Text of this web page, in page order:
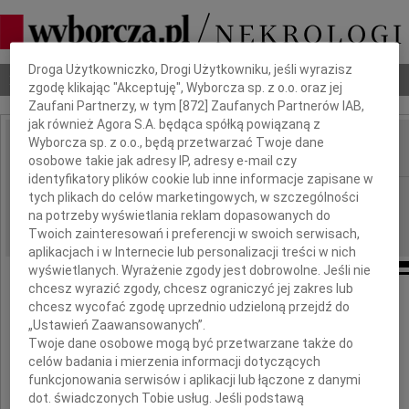
Nekrologi Odeszli Poradnik pogrzebowy
IMIĘ I NAZWISKO:
REGION: Rzeszów
DATA EMISJI: 14.11.2017
Panu
Tadeuszowi Niziołowi
Dbamy o Twoją prywatność
Droga Użytkowniczko, Drogi Użytkowniku, jeśli wyrazisz
zgodę klikając "Akceptuję", Wyborcza sp. z o.o. oraz jej
Zaufani Partnerzy, w tym [872 ] Zaufanych Partnerów IAB,
jak również Agora S.A. będąca spółką powiązaną z
Wyborcza sp. z o.o., będą przetwarzać Twoje dane
osobowe takie jak adresy IP, adresy e-mail czy
identyfikatory plików cookie lub inne informacje zapisane w
tych plikach do celów marketingowych, w szczególności
na potrzeby wyświetlania reklam dopasowanych do
Twoich zainteresowań i preferencji w swoich serwisach,
aplikacjach i w Internecie lub personalizacji treści w nich
wyświetlanych. Wyrażenie zgody jest dobrowolne. Jeśli nie
chcesz wyrazić zgody, chcesz ograniczyć jej zakres lub
chcesz wycofać zgodę uprzednio udzieloną przejdź do
„Ustawień Zaawansowanych”.
Twoje dane osobowe mogą być przetwarzane także do
celów badania i mierzenia informacji dotyczących
funkcjonowania serwisów i aplikacji lub łączone z danymi
dot. świadczonych Tobie usług. Jeśli podstawą